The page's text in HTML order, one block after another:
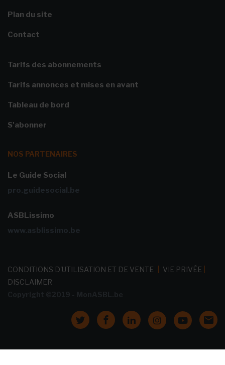
Plan du site
Contact
Tarifs des abonnements
Tarifs annonces et mises en avant
Tableau de bord
S'abonner
NOS PARTENAIRES
Le Guide Social
pro.guidesocial.be
ASBLissimo
www.asblissimo.be
CONDITIONS D'UTILISATION ET DE VENTE VIE PRIVÉE
DISCLAIMER